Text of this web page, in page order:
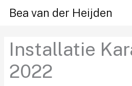
naar
inhoud
Bea van der Heijden
Installatie
2022